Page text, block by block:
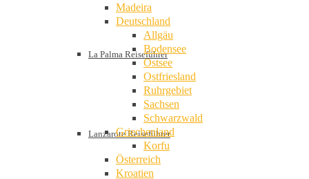
La Palma Reiseführer
Lanzarote Reiseführer
Madeira
Deutschland
Allgäu
Bodensee
Ostsee
Ostfriesland
Ruhrgebiet
Sachsen
Schwarzwald
Griechenland
Korfu
Österreich
Kroatien